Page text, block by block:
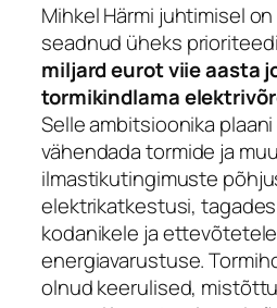
Mihkel Härmi juhtimisel
seadnud üheks
miljard eurot viie aasta
tormikindlama
Selle ambitsioonika
vähendada tormide ja
ilmastikutingimuste
elektrikatkestusi,
kodanikele ja
energiavarustuse.
olnud keerulised,